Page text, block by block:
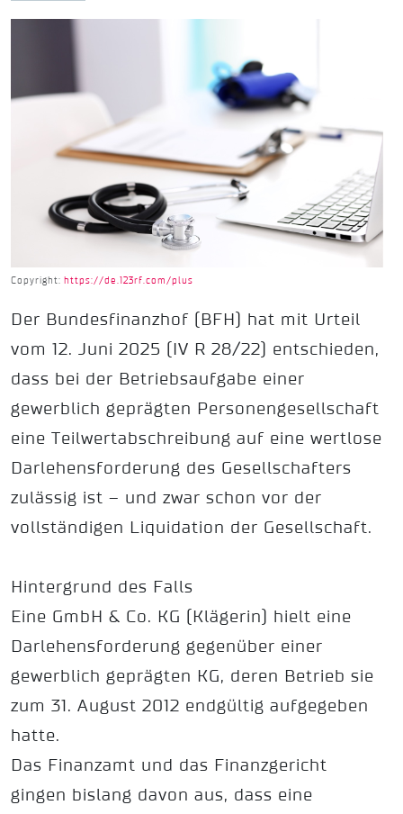
Copyright: https://de.123rf.com/plus
Der Bundesfinanzhof (BFH) hat mit Urteil
vom 12. Juni 2025 (IV R 28/22) entschieden,
dass bei der Betriebsaufgabe einer
gewerblich geprägten Personengesellschaft
eine Teilwertabschreibung auf eine wertlose
Darlehensforderung des Gesellschafters
zulässig ist – und zwar schon vor der
vollständigen Liquidation der Gesellschaft.
Hintergrund des Falls
Eine GmbH & Co. KG (Klägerin) hielt eine
Darlehensforderung gegenüber einer
gewerblich geprägten KG, deren Betrieb sie
zum 31. August 2012 endgültig aufgegeben
hatte.
Das Finanzamt und das Finanzgericht
gingen bislang davon aus, dass eine